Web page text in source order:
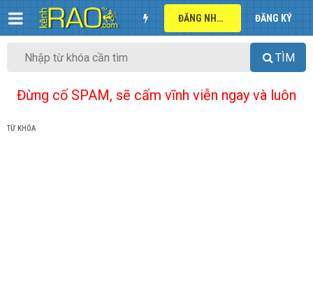
ĐĂNG NHẬP ĐĂNG KÝ
TÌM
Đừng cố SPAM, sẽ cấm vĩnh viễn ngay và luôn
TỪ KHÓA